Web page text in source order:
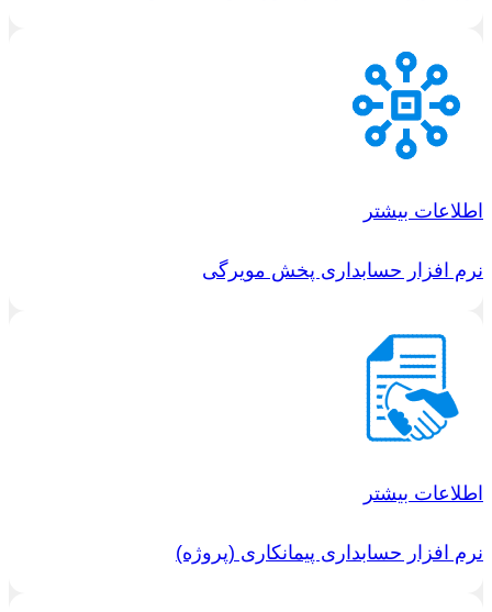
اطلاعات بیشتر
نرم افزار حسابداری پخش مویرگی
اطلاعات بیشتر
نرم افزار حسابداری پیمانکاری (پروژه)